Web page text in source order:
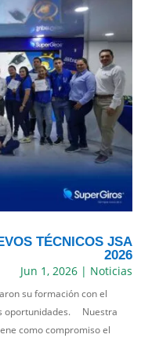
TÉCNICOS JSA
2026
Jun 1, 2026| Noticias
su formación con el
oportunidades. Nuestra
como compromiso el